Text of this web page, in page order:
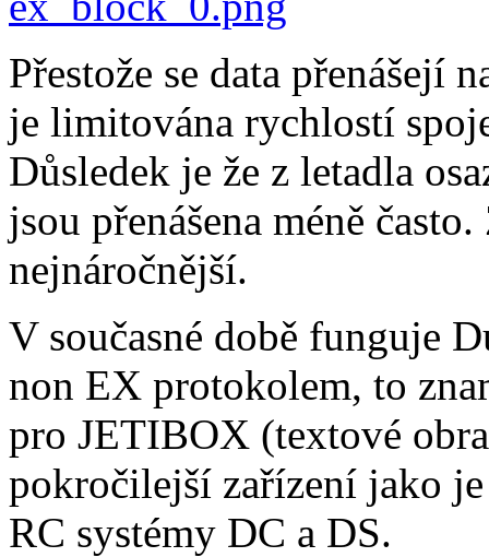
Přestože se data přenášejí
je limitována rychlostí
Důsledek je že z letadla
jsou přenášena méně
nejnáročnější.
V současné době funguje
non EX protokolem, to
pro JETIBOX (textové
pokročilejší zařízení jako
RC systémy DC a DS.